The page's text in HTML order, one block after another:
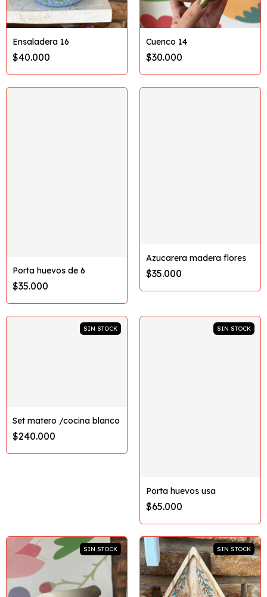
Ensaladera 16
$40.000
Cuenco 14
$30.000
Porta huevos de 6
$35.000
Azucarera madera flores
$35.000
SIN STOCK
Set matero /cocina blanco
$240.000
SIN STOCK
Porta huevos usa
$65.000
SIN STOCK SIN STOCK